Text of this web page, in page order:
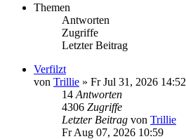
Themen
Antworten
Zugriffe
Letzter Beitrag
Verfilzt
von Trillie » Fr Jul 31, 2026 14:52
14 Antworten
4306 Zugriffe
Letzter Beitrag von Trillie
Fr Aug 07, 2026 10:59